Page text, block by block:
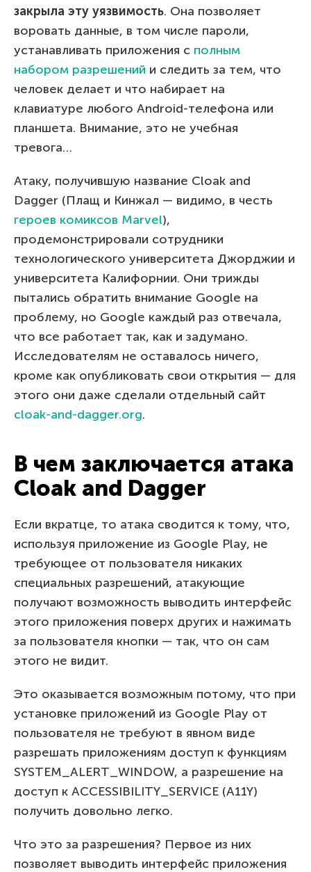
закрыла эту уязвимость. Она позволяет
воровать данные, в том числе пароли,
устанавливать приложения с полным
набором разрешений и следить за тем, что
человек делает и что набирает на
клавиатуре любого Android-телефона или
планшета. Внимание, это не учебная
тревога…
Атаку, получившую название Cloak and
Dagger (Плащ и Кинжал — видимо, в честь
героев комиксов Marvel),
продемонстрировали сотрудники
технологического университета Джорджии и
университета Калифорнии. Они трижды
пытались обратить внимание Google на
проблему, но Google каждый раз отвечала,
что все работает так, как и задумано.
Исследователям не оставалось ничего,
кроме как опубликовать свои открытия — для
этого они даже сделали отдельный сайт
cloak-and-dagger.org.
В чем заключается атака
Cloak and Dagger
Если вкратце, то атака сводится к тому, что,
используя приложение из Google Play, не
требующее от пользователя никаких
специальных разрешений, атакующие
получают возможность выводить интерфейс
этого приложения поверх других и нажимать
за пользователя кнопки — так, что он сам
этого не видит.
Это оказывается возможным потому, что при
установке приложений из Google Play от
пользователя не требуют в явном виде
разрешать приложениям доступ к функциям
SYSTEM_ALERT_WINDOW, а разрешение на
доступ к ACCESSIBILITY_SERVICE (A11Y)
получить довольно легко.
Что это за разрешения? Первое из них
позволяет выводить интерфейс приложения